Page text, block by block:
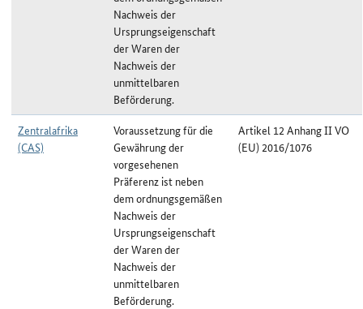
Nachweis der
Ursprungseigenschaft
der Waren der
Nachweis der
unmittelbaren
Beförderung.
Zentralafrika
(CAS)
Voraussetzung für die
Gewährung der
vorgesehenen
Präferenz ist neben
dem ordnungsgemäßen
Nachweis der
Ursprungseigenschaft
der Waren der
Nachweis der
unmittelbaren
Beförderung.
Artikel 12 Anhang II VO
(EU) 2016/1076